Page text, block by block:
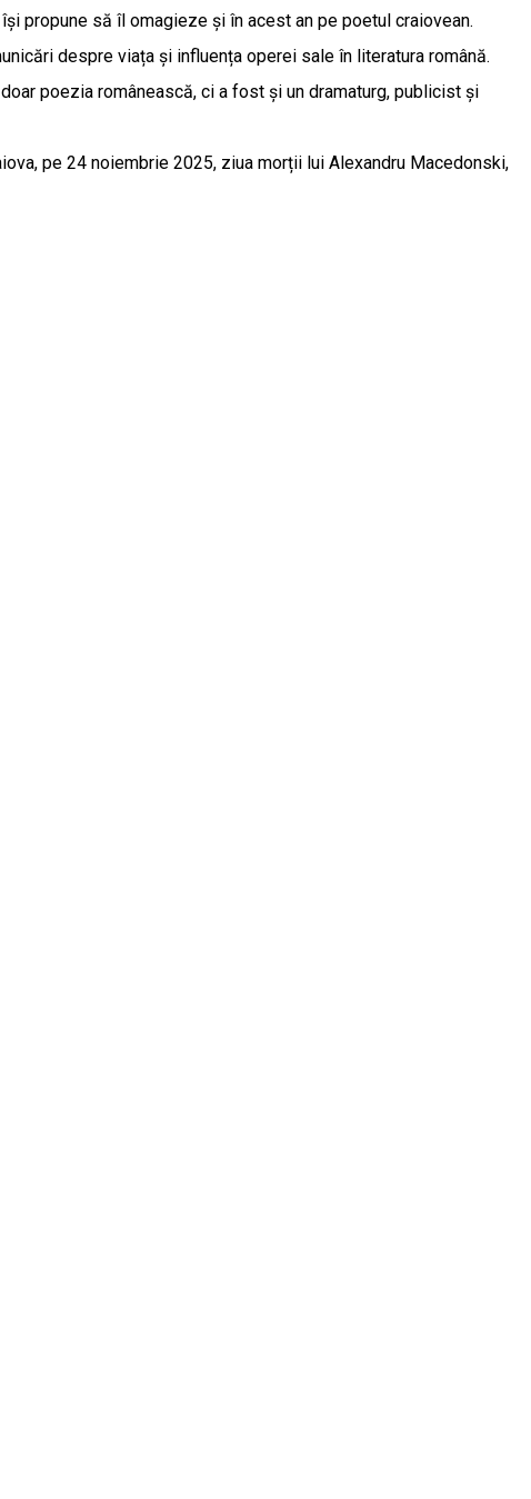
propune să îl omagieze și în acest an pe poetul craiovean.
despre viața și influența operei sale în literatura română.
poezia românească, ci a fost și un dramaturg, publicist și
pe 24 noiembrie 2025, ziua morții lui Alexandru Macedonski,